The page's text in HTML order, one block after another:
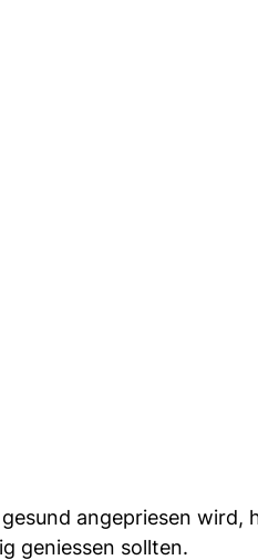
angepriesen
geniessen sollten.